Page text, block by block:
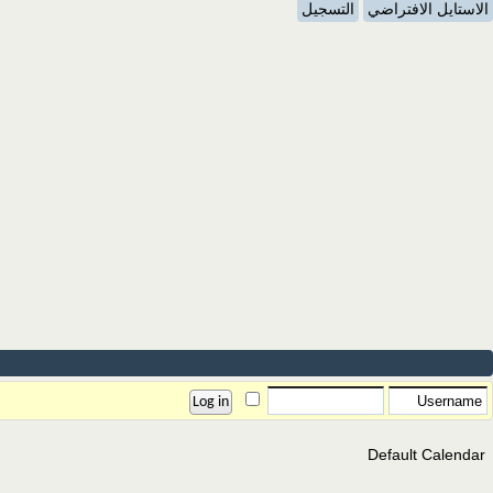
الاستايل الافتراضي
التسجيل
Default Calendar